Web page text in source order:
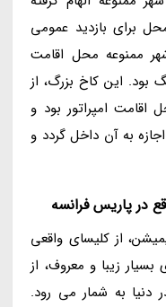
برای بازدید عمومی
ممنوعه محل اقامت
بود. این کاخ بزرگ، از
امپراتور بود و
به آن داخل گردد و
در پاریس فرانسه
از کلیسای واقعی
زیبا و معروف، از
به شمار می رود.